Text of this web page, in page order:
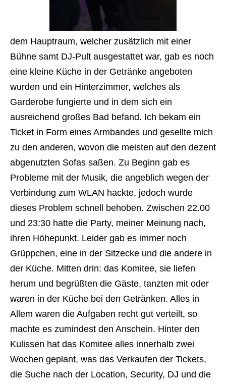
dem Hauptraum, welcher zusätzlich mit einer
Bühne samt DJ-Pult ausgestattet war, gab es noch
eine kleine Küche in der Getränke angeboten
wurden und ein Hinterzimmer, welches als
Garderobe fungierte und in dem sich ein
ausreichend großes Bad befand. Ich bekam ein
Ticket in Form eines Armbandes und gesellte mich
zu den anderen, wovon die meisten auf den dezent
abgenutzten Sofas saßen. Zu Beginn gab es
Probleme mit der Musik, die angeblich wegen der
Verbindung zum WLAN hackte, jedoch wurde
dieses Problem schnell behoben. Zwischen 22.00
und 23:30 hatte die Party, meiner Meinung nach,
ihren Höhepunkt. Leider gab es immer noch
Grüppchen, eine in der Sitzecke und die andere in
der Küche. Mitten drin: das Komitee, sie liefen
herum und begrüßten die Gäste, tanzten mit oder
waren in der Küche bei den Getränken. Alles in
Allem waren die Aufgaben recht gut verteilt, so
machte es zumindest den Anschein. Hinter den
Kulissen hat das Komitee alles innerhalb zwei
Wochen geplant, was das Verkaufen der Tickets,
die Suche nach der Location, Security, DJ und die